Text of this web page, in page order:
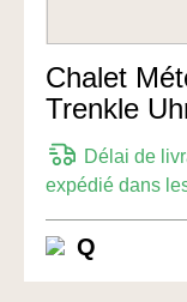
Chalet
Trenkle
Délai de
expédié dans
Q